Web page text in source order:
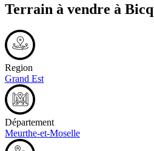
Terrain à vendre à
Region
Grand Est
Département
Meurthe-et-Moselle